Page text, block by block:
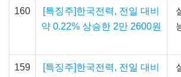
160
[특징주]한국전력, 전일 대비
약 0.22% 상승한 2만 2600원
159
[특징주]한국전력, 전일 대비